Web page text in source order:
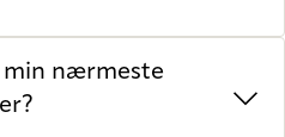
min nærmeste